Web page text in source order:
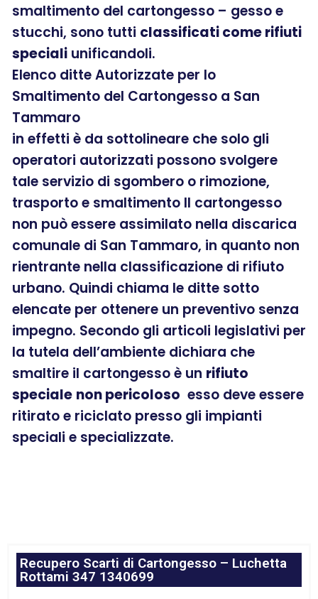
smaltimento del cartongesso – gesso e
stucchi, sono tutti classificati come rifiuti
speciali unificandoli.
Elenco ditte Autorizzate per lo
Smaltimento del Cartongesso a San
Tammaro
in effetti è da sottolineare che solo gli
operatori autorizzati possono svolgere
tale servizio di sgombero o rimozione,
trasporto e smaltimento Il cartongesso
non può essere assimilato nella discarica
comunale di San Tammaro, in quanto non
rientrante nella classificazione di rifiuto
urbano. Quindi chiama le ditte sotto
elencate per ottenere un preventivo senza
impegno. Secondo gli articoli legislativi per
la tutela dell’ambiente dichiara che
smaltire il cartongesso è un rifiuto
speciale non pericoloso esso deve essere
ritirato e riciclato presso gli impianti
speciali e specializzate.
Recupero Scarti di Cartongesso – Luchetta
Rottami 347 1340699